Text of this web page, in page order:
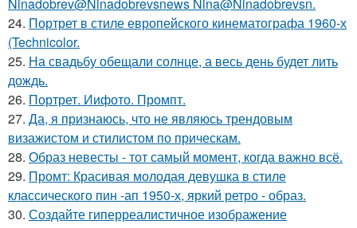
Ninadobrev@Ninadobrevsnews Nina@Ninadobrevsn.
24. Портрет в стиле европейского кинематографа 1960-х
(Technicolor.
25. На свадьбу обещали солнце, а весь день будет лить
дождь.
26. Портрет. Иифото. Промпт.
27. Да, я признаюсь, что не являюсь трендовым
визажистом и стилистом по прическам.
28. Образ невесты - тот самый момент, когда важно всё.
29. Промт: Красивая молодая девушка в стиле
классического пин -ап 1950-х, яркий ретро - образ.
30. Создайте гиперреалистичное изображение